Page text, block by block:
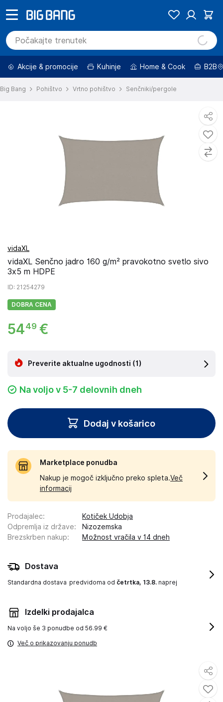
Akcije & promocije Kuhinje Home & Cook B2B
Big Bang Pohištvo Vrtno pohištvo Senčniki/pergole
vidaXL
vidaXL Senčno jadro 160 g/m² pravokotno svetlo sivo
3x5 m HDPE
ID: 21254279
DOBRA CENA
5449 €
Preverite aktualne ugodnosti (1)
Na voljo v 5-7 delovnih dneh
Dodaj v košarico
Marketplace ponudba
Nakup je mogoč izključno preko spleta.Več
informacij
Prodajalec:
Kotiček Udobja
Odpremlja iz države:
Nizozemska
Brezskrben nakup: Možnost vračila v 14 dneh
Dostava
Standardna dostava predvidoma od četrtka, 13.8. naprej
Izdelki prodajalca
Na voljo še 3 ponudbe od 56.99 €
Več o prikazovanju ponudb